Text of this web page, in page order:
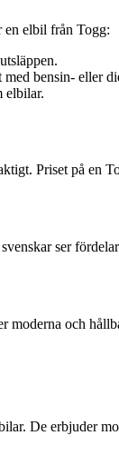
en elbil från Togg:
bensin- eller
elbilar.
Priset på en
ser
moderna och
De erbjuder